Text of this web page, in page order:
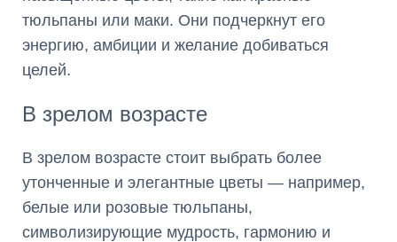
тюльпаны или маки. Они подчеркнут его
энергию, амбиции и желание добиваться
целей.
В зрелом возрасте
В зрелом возрасте стоит выбрать более
утонченные и элегантные цветы — например,
белые или розовые тюльпаны,
символизирующие мудрость, гармонию и